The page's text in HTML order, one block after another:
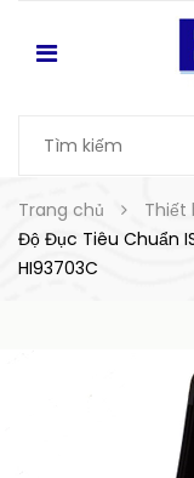
Trang chủ Thiết
Độ Đục Tiêu Chuẩn
HI93703C